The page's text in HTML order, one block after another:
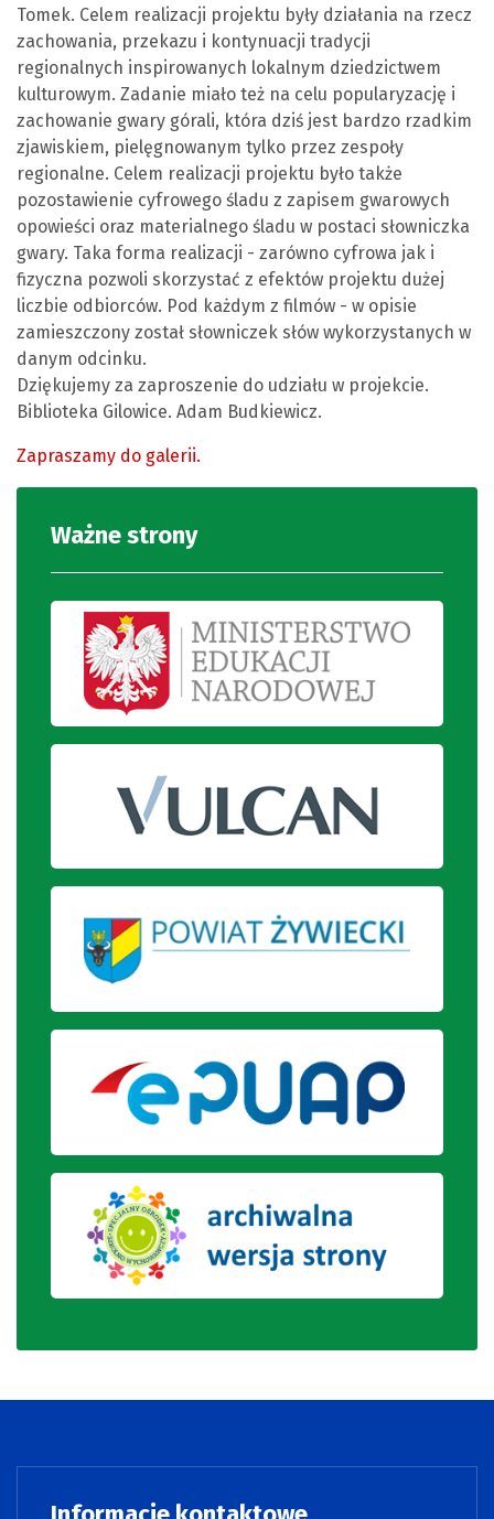
Tomek. Celem realizacji projektu były działania na rzecz
zachowania, przekazu i kontynuacji tradycji
regionalnych inspirowanych lokalnym dziedzictwem
kulturowym. Zadanie miało też na celu popularyzację i
zachowanie gwary górali, która dziś jest bardzo rzadkim
zjawiskiem, pielęgnowanym tylko przez zespoły
regionalne. Celem realizacji projektu było także
pozostawienie cyfrowego śladu z zapisem gwarowych
opowieści oraz materialnego śladu w postaci słowniczka
gwary. Taka forma realizacji - zarówno cyfrowa jak i
fizyczna pozwoli skorzystać z efektów projektu dużej
liczbie odbiorców. Pod każdym z filmów - w opisie
zamieszczony został słowniczek słów wykorzystanych w
danym odcinku.
Dziękujemy za zaproszenie do udziału w projekcie.
Biblioteka Gilowice. Adam Budkiewicz.
Zapraszamy do galerii.
Ważne strony